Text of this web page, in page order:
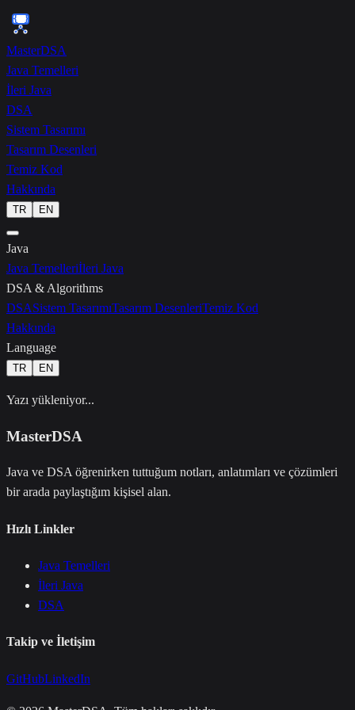
{ }
MasterDSA
Java Temelleri
İleri Java
DSA
Sistem Tasarımı
Tasarım Desenleri
Temiz Kod
Hakkında
TR EN
Java
Java Temelleriİleri Java
DSA & Algorithms
DSASistem TasarımıTasarım DesenleriTemiz Kod
Hakkında
Language
TR EN
Yazı yükleniyor...
MasterDSA
Java ve DSA öğrenirken tuttuğum notları, anlatımları ve çözümleri
bir arada paylaştığım kişisel alan.
Hızlı Linkler
Java Temelleri
İleri Java
DSA
Takip ve İletişim
GitHubLinkedIn